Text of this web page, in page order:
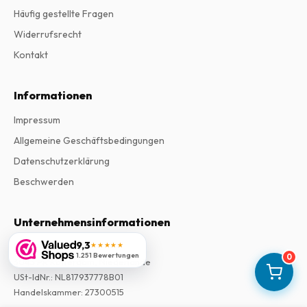
0
9,3★★★★★
1.251 Bewertungen
Häufig gestellte Fragen
Widerrufsrecht
Kontakt
Informationen
Impressum
Allgemeine Geschäftsbedingungen
Datenschutzerklärung
Beschwerden
Unternehmensinformationen
Firma :Maja Magazines
3043 PR Rotterdam, Niederlande
USt-IdNr.: NL817937778B01
Handelskammer: 27300515